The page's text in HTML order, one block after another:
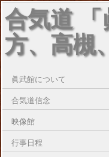
合気道 「
方、高槻
眞武館について
合気道信念
映像館
行事日程